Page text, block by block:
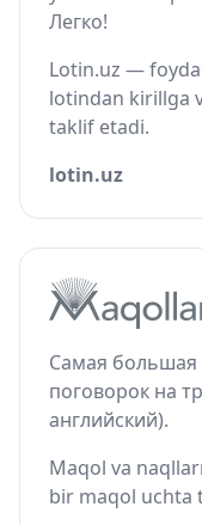
Легко!
Lotin.uz —
lotindan kirillga
taklif etadi.
lotin.uz
Самая большая
поговорок на
английский).
Maqol va
bir maqol uchta